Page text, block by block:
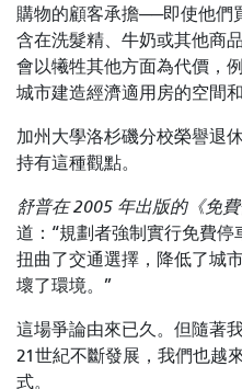
購物的顧客承擔——即使他們
含在洗髮精、牛奶或其他商
會以犧牲其他方面為代價，
城市建造經濟適用房的空間和
加州大學洛杉磯分校榮譽退
持有這種觀點。
舒普在 2005 年出版的《免
道：“規劃者強制實行免費
扭曲了交通選擇，降低了城
壞了環境。”
這場爭論由來已久。但隨著
21世紀不斷發展，我們也越
式。